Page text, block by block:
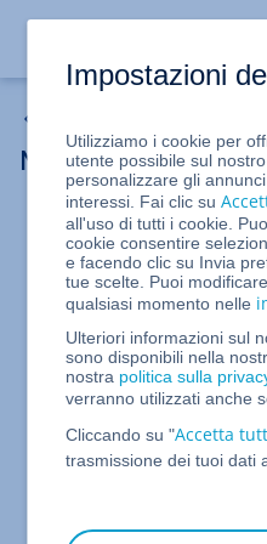
Name server: breve
Il name server è un
informazioni relative
dominio agli indirizzi
Un name server
dominio un indirizzo
del fatto che il tuo
automaticamente un
IONOS durante la sua
Le impostazioni
Impostazioni
Utilizziamo i cookie per
utente possibile sul
personalizzare gli
interessi. Fai clic su
all'uso di tutti i cookie.
cookie consentire
e facendo clic su Invia
tue scelte. Puoi
qualsiasi momento nelle
Ulteriori informazioni sul
sono disponibili nella
nostra politica sulla
verranno utilizzati anche
Cliccando su "Accetta
trasmissione dei tuoi dati